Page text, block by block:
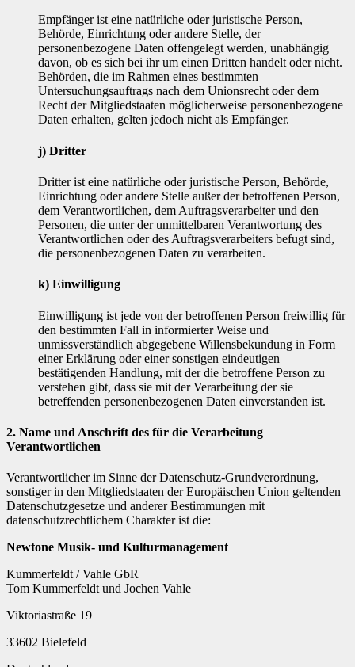
Empfänger ist eine natürliche oder juristische Person,
Behörde, Einrichtung oder andere Stelle, der
personenbezogene Daten offengelegt werden, unabhängig
davon, ob es sich bei ihr um einen Dritten handelt oder nicht.
Behörden, die im Rahmen eines bestimmten
Untersuchungsauftrags nach dem Unionsrecht oder dem
Recht der Mitgliedstaaten möglicherweise personenbezogene
Daten erhalten, gelten jedoch nicht als Empfänger.
j) Dritter
Dritter ist eine natürliche oder juristische Person, Behörde,
Einrichtung oder andere Stelle außer der betroffenen Person,
dem Verantwortlichen, dem Auftragsverarbeiter und den
Personen, die unter der unmittelbaren Verantwortung des
Verantwortlichen oder des Auftragsverarbeiters befugt sind,
die personenbezogenen Daten zu verarbeiten.
k) Einwilligung
Einwilligung ist jede von der betroffenen Person freiwillig für
den bestimmten Fall in informierter Weise und
unmissverständlich abgegebene Willensbekundung in Form
einer Erklärung oder einer sonstigen eindeutigen
bestätigenden Handlung, mit der die betroffene Person zu
verstehen gibt, dass sie mit der Verarbeitung der sie
betreffenden personenbezogenen Daten einverstanden ist.
2. Name und Anschrift des für die Verarbeitung
Verantwortlichen
Verantwortlicher im Sinne der Datenschutz-Grundverordnung,
sonstiger in den Mitgliedstaaten der Europäischen Union geltenden
Datenschutzgesetze und anderer Bestimmungen mit
datenschutzrechtlichem Charakter ist die:
Newtone Musik- und Kulturmanagement
Kummerfeldt / Vahle GbR
Tom Kummerfeldt und Jochen Vahle
Viktoriastraße 19
33602 Bielefeld